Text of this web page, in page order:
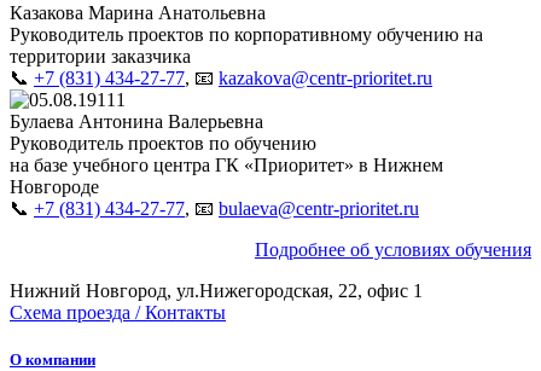
Казакова Марина Анатольевна
Руководитель проектов по корпоративному обучению на
территории заказчика
📞 +7 (831) 434-27-77, 📧 kazakova@centr-prioritet.ru
Булаева Антонина Валерьевна
Руководитель проектов по обучению
на базе учебного центра ГК «Приоритет» в Нижнем
Новгороде
📞 +7 (831) 434-27-77, 📧 bulaeva@centr-prioritet.ru
Подробнее об условиях обучения
Нижний Новгород, ул.Нижегородская, 22, офис 1
Схема проезда / Контакты
О компании